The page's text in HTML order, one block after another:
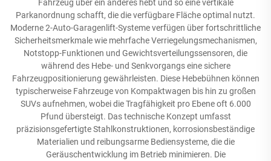
Fahrzeug über ein anderes hebt und so eine vertikale
Parkanordnung schafft, die die verfügbare Fläche optimal nutzt.
Moderne 2-Auto-Garagenlift-Systeme verfügen über fortschrittliche
Sicherheitsmerkmale wie mehrfache Verriegelungsmechanismen,
Notstopp-Funktionen und Gewichtsverteilungssensoren, die
während des Hebe- und Senkvorgangs eine sichere
Fahrzeugpositionierung gewährleisten. Diese Hebebühnen können
typischerweise Fahrzeuge von Kompaktwagen bis hin zu großen
SUVs aufnehmen, wobei die Tragfähigkeit pro Ebene oft 6.000
Pfund übersteigt. Das technische Konzept umfasst
präzisionsgefertigte Stahlkonstruktionen, korrosionsbeständige
Materialien und reibungsarme Bediensysteme, die die
Geräuschentwicklung im Betrieb minimieren. Die